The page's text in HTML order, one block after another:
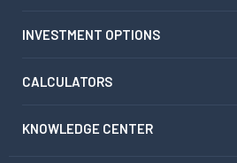
INVESTMENT OPTIONS
CALCULATORS
KNOWLEDGE CENTER